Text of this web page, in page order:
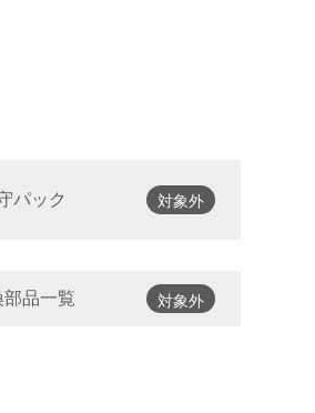
パック 対象外
部品一覧 対象外